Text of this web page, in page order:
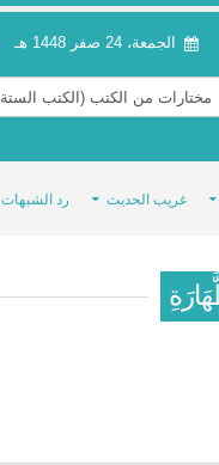
الجمعة، 24 صفر 1448 هـ
غريب الحديث رد الشبهات